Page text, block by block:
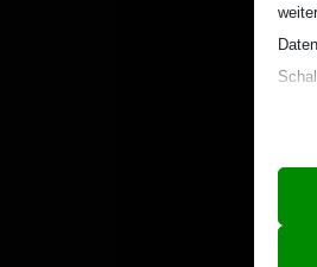
und